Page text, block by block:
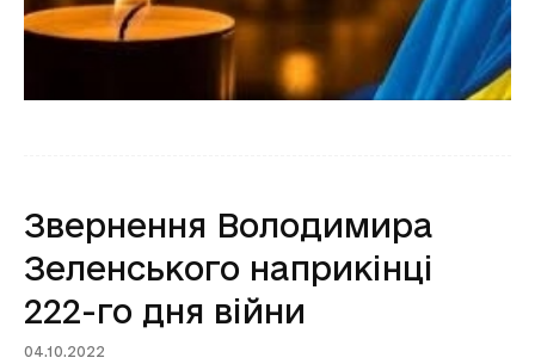
Звернення Володимира
Зеленського наприкінці
222-го дня війни
04.10.2022